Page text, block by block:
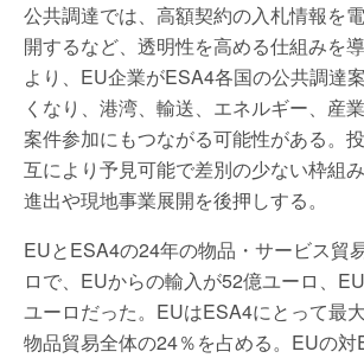
公共調達では、高額契約の入札情報を
開するなど、透明性を高める仕組みを
より、EU企業がESA4各国の公共調達
くなり、港湾、輸送、エネルギー、産
案件参加にもつながる可能性がある。
互により予見可能で差別の少ない枠組
進出や現地事業展開を後押しする。
EUとESA4の24年の物品・サービス貿
ロで、EUからの輸入が52億ユーロ、
ユーロだった。EUはESA4にとって最大
物品貿易全体の24％を占める。EUの